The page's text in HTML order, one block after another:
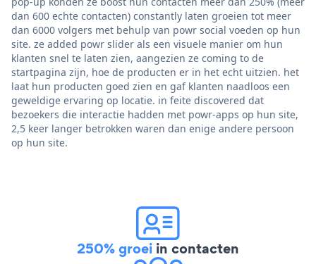
dan 600 echte contacten) constantly laten groeien tot meer
dan 6000 volgers met behulp van powr social voeden op hun
site. ze added powr slider als een visuele manier om hun
klanten snel te laten zien, aangezien ze coming to de
startpagina zijn, hoe de producten er in het echt uitzien. het
laat hun producten goed zien en gaf klanten naadloos een
geweldige ervaring op locatie. in feite discovered dat
bezoekers die interactie hadden met powr-apps op hun site,
2,5 keer langer betrokken waren dan enige andere persoon
op hun site.
250% groei in contacten